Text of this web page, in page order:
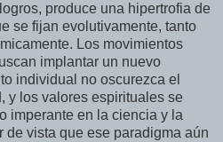
produce una hipertrofia de
se fijan evolutivamente, tanto
Los movimientos
implantar un nuevo
individual no oscurezca el
y los valores espirituales se
imperante en la ciencia y la
de vista que ese paradigma aún